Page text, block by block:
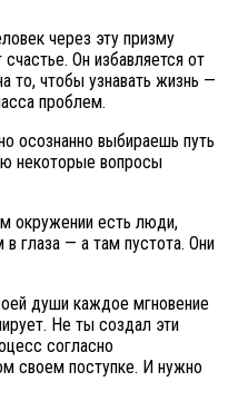
через эту призму
Он избавляется от
то, чтобы узнавать жизнь —
проблем.
осознанно выбираешь путь
некоторые вопросы
окружении есть люди,
глаза — а там пустота. Они
души каждое мгновение
Не ты создал эти
согласно
своем поступке. И нужно